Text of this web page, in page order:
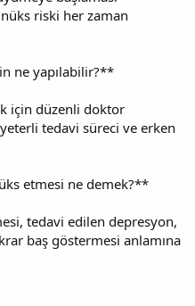
riski her zaman
ne yapılabilir?**
için düzenli doktor
tedavi süreci ve erken
etmesi ne demek?**
tedavi edilen depresyon,
baş göstermesi anlamına